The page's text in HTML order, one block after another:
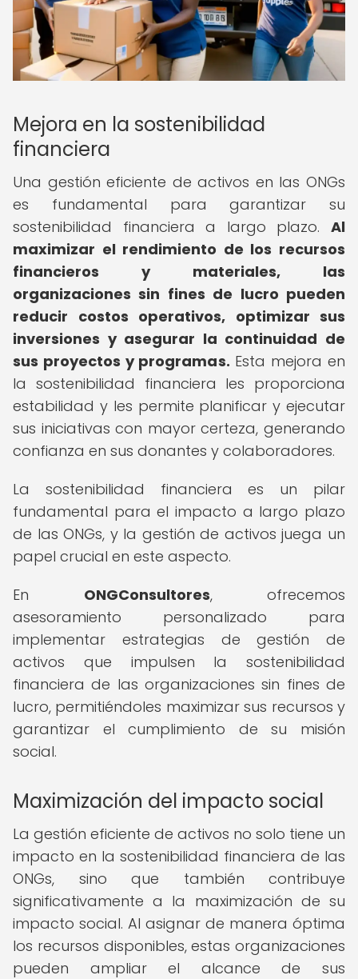
Mejora en la sostenibilidad
financiera
Una gestión eficiente de activos en las ONGs
es fundamental para garantizar su
sostenibilidad financiera a largo plazo. Al
maximizar el rendimiento de los recursos
financieros y materiales, las
organizaciones sin fines de lucro pueden
reducir costos operativos, optimizar sus
inversiones y asegurar la continuidad de
sus proyectos y programas. Esta mejora en
la sostenibilidad financiera les proporciona
estabilidad y les permite planificar y ejecutar
sus iniciativas con mayor certeza, generando
confianza en sus donantes y colaboradores.
La sostenibilidad financiera es un pilar
fundamental para el impacto a largo plazo
de las ONGs, y la gestión de activos juega un
papel crucial en este aspecto.
En ONGConsultores, ofrecemos
asesoramiento personalizado para
implementar estrategias de gestión de
activos que impulsen la sostenibilidad
financiera de las organizaciones sin fines de
lucro, permitiéndoles maximizar sus recursos y
garantizar el cumplimiento de su misión
social.
Maximización del impacto social
La gestión eficiente de activos no solo tiene un
impacto en la sostenibilidad financiera de las
ONGs, sino que también contribuye
significativamente a la maximización de su
impacto social. Al asignar de manera óptima
los recursos disponibles, estas organizaciones
pueden ampliar el alcance de sus